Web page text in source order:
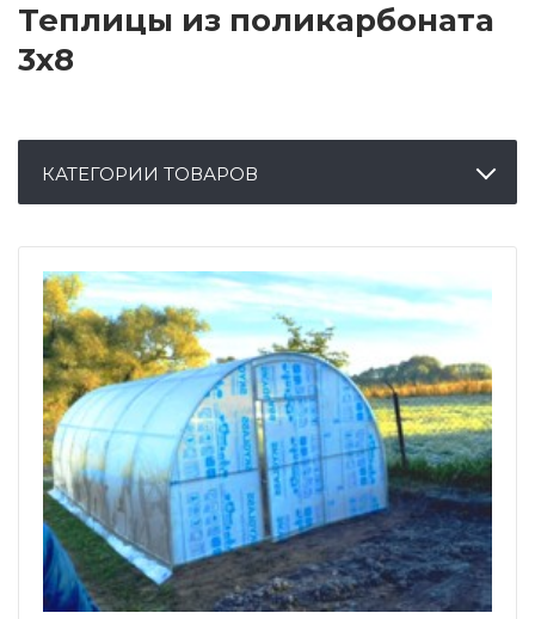
Теплицы из поликарбоната
3х8
КАТЕГОРИИ ТОВАРОВ